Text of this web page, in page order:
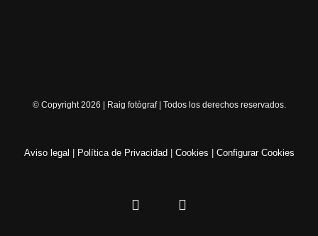
© Copyright 2026 | Raig fotògraf | Todos los derechos reservados.
Aviso legal | Política de Privacidad| Cookies | Configurar Cookies